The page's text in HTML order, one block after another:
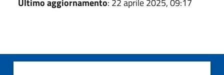
Ultimo aggiornamento: 22 aprile 2025, 09:17